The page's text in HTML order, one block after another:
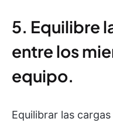
5. Equilibre
entre los
equipo.
Equilibrar las